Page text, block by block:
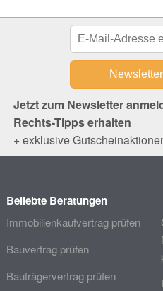
Jetzt zum Newsletter
Rechts-Tipps erhalten
+ exklusive
Beliebte Beratungen
Immobilienkaufvertrag prüfen
Bauvertrag prüfen
Bauträgervertrag prüfen